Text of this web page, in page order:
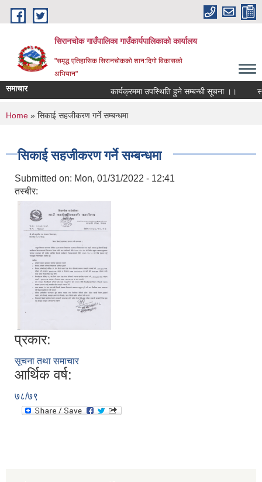
Skip to main content
सिरानचोक गाउँपालिका गाउँकार्यपालिकाको कार्यालय
"समृद्ध एतिहासिक सिरानचोकको शान:दिगो विकासको
अभियान"
समाचार कार्यक्रममा उपस्थिति हुने सम्बन्धी सूचना ।।
You are here
Home » सिकाई सहजीकरण गर्ने सम्बन्धमा
सिकाई सहजीकरण गर्ने सम्बन्धमा
Submitted on: Mon, 01/31/2022 - 12:41
तस्बीर:
प्रकार:
सूचना तथा समाचार
आर्थिक वर्ष:
७८/७९